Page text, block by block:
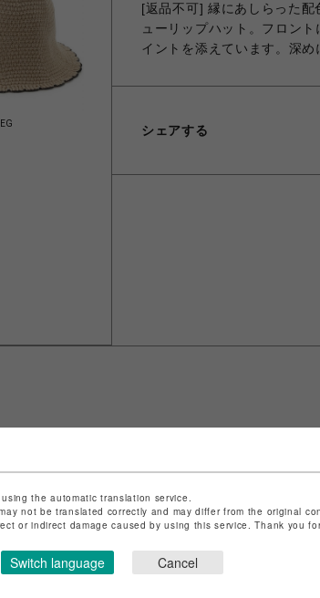
[返品不可] 縁にあしらった
ューリップハット。フロン
イントを添えています。深め
シェアする
法令に基づく表記はこちら
わせはこちら
the automatic translation service.
not be translated correctly and may differ from the original
or indirect damage caused by using this service. Thank you
Switch language Cancel